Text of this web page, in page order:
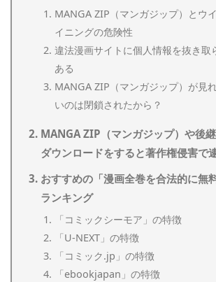
MANGA ZIP（マンガジップ）とウ
イニングの危険性
違法漫画サイトに個人情報を抜き取
ある
MANGA ZIP（マンガジップ）が見
いのは閉鎖されたから？
MANGA ZIP（マンガジップ）や後
ダウンロードをすると著作権侵害で
おすすめの「漫画全巻を合法的に無
ランキング
「コミックシーモア」の特徴
「U-NEXT」の特徴
「コミック.jp」の特徴
「ebookjapan」の特徴